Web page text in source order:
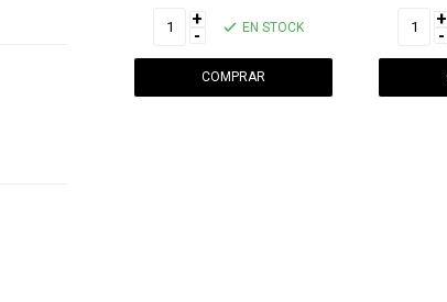
+
- EN STOCK +
-